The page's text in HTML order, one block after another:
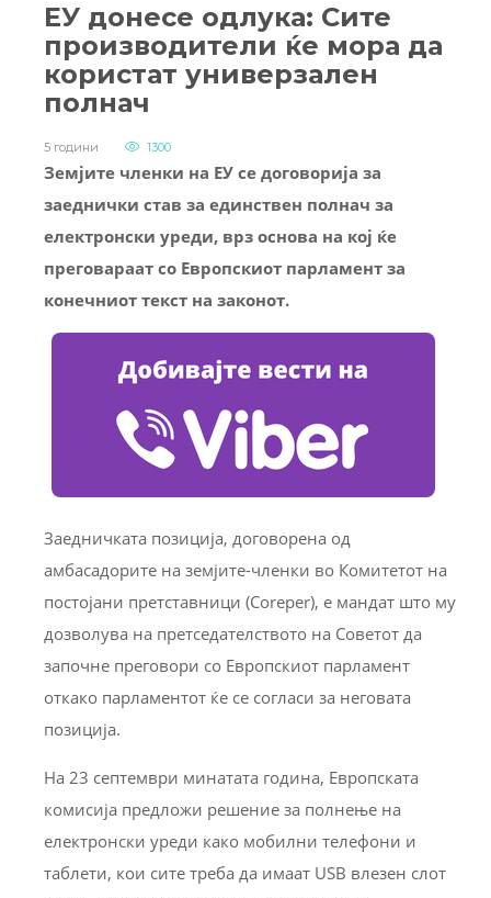
ЕУ донесе одлука: Сите
производители ќе мора да
користат универзален
полнач
5 години 1300
Земјите членки на ЕУ се договорија за
заеднички став за единствен полнач за
електронски уреди, врз основа на кој ќе
преговараат со Европскиот парламент за
конечниот текст на законот.
Заедничката позиција, договорена од
амбасадорите на земјите-членки во Комитетот на
постојани претставници (Coreper), е мандат што му
дозволува на претседателството на Советот да
започне преговори со Европскиот парламент
откако парламентот ќе се согласи за неговата
позиција.
На 23 септември минатата година, Европската
комисија предложи решение за полнење на
електронски уреди како мобилни телефони и
таблети, кои сите треба да имаат USB влезен слот